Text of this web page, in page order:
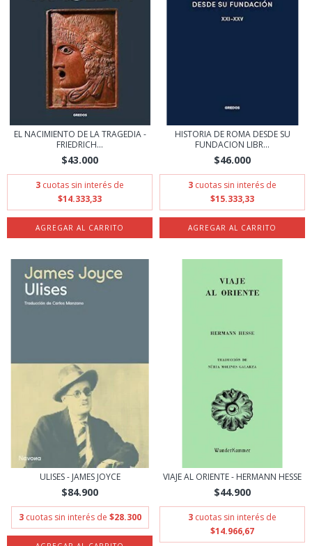
EL NACIMIENTO DE LA TRAGEDIA -
FRIEDRICH...
$43.000
3 cuotas sin interés de
$14.333,33
HISTORIA DE ROMA DESDE SU
FUNDACION LIBR...
$46.000
3 cuotas sin interés de
$15.333,33
ULISES - JAMES JOYCE
$84.900
3 cuotas sin interés de $28.300
VIAJE AL ORIENTE - HERMANN HESSE
$44.900
3 cuotas sin interés de
$14.966,67